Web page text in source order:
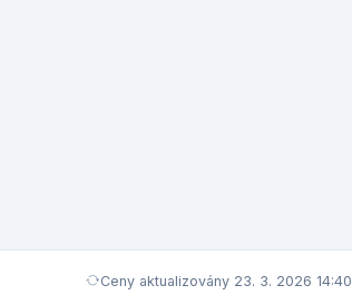
Ceny aktualizovány 23. 3. 2026 14:40